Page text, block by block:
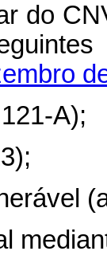
do
A);